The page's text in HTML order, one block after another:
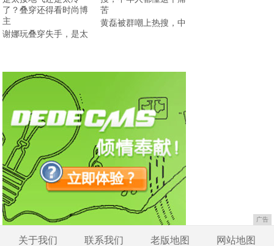
谢娜玩叠穿失手，是太
黄磊被群嘲上热搜，中
广告
关于我们 联系我们 老版地图 网站地图